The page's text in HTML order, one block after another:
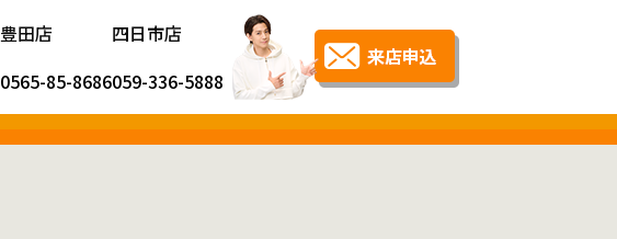
豊田店
0565-85-8686
四日市店
059-336-5888